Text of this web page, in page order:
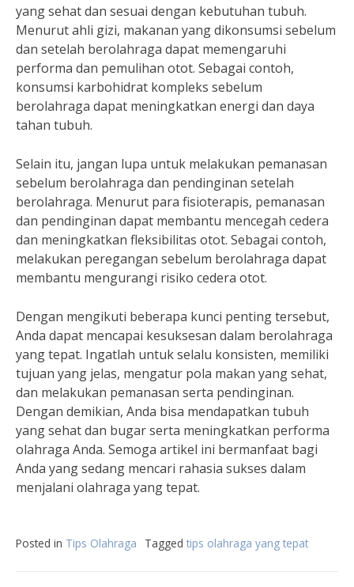
yang sehat dan sesuai dengan kebutuhan tubuh.
Menurut ahli gizi, makanan yang dikonsumsi sebelum
dan setelah berolahraga dapat memengaruhi
performa dan pemulihan otot. Sebagai contoh,
konsumsi karbohidrat kompleks sebelum
berolahraga dapat meningkatkan energi dan daya
tahan tubuh.
Selain itu, jangan lupa untuk melakukan pemanasan
sebelum berolahraga dan pendinginan setelah
berolahraga. Menurut para fisioterapis, pemanasan
dan pendinginan dapat membantu mencegah cedera
dan meningkatkan fleksibilitas otot. Sebagai contoh,
melakukan peregangan sebelum berolahraga dapat
membantu mengurangi risiko cedera otot.
Dengan mengikuti beberapa kunci penting tersebut,
Anda dapat mencapai kesuksesan dalam berolahraga
yang tepat. Ingatlah untuk selalu konsisten, memiliki
tujuan yang jelas, mengatur pola makan yang sehat,
dan melakukan pemanasan serta pendinginan.
Dengan demikian, Anda bisa mendapatkan tubuh
yang sehat dan bugar serta meningkatkan performa
olahraga Anda. Semoga artikel ini bermanfaat bagi
Anda yang sedang mencari rahasia sukses dalam
menjalani olahraga yang tepat.
Posted in Tips Olahraga Tagged tips olahraga yang tepat